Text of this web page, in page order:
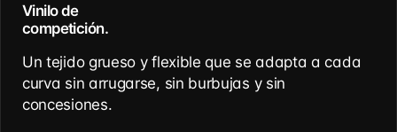
Vinilo de
competición.
Un tejido grueso y flexible que se adapta a cada
curva sin arrugarse, sin burbujas y sin
concesiones.